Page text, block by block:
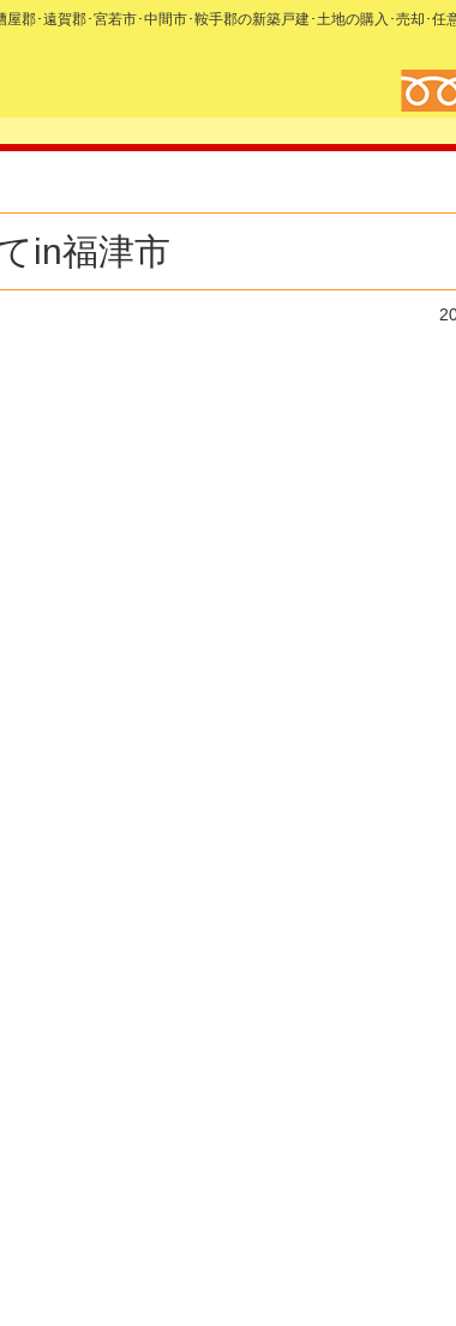
郡･遠賀郡･宮若市･中間市･鞍手郡の新築戸建･土地の購入･売却･
in福津市